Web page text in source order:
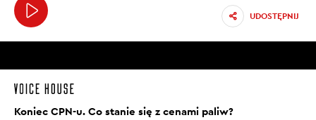
UDOSTĘPNIJ
Koniec CPN-u. Co stanie się z cenami paliw?